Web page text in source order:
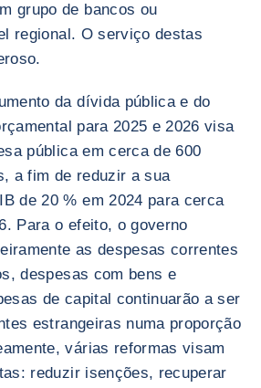
grupo de bancos ou
regional. O serviço destas
da dívida pública e do
para 2025 e 2026 visa
pública em cerca de 600
a fim de reduzir a sua
de 20 % em 2024 para cerca
Para o efeito, o governo
as despesas correntes
despesas com bens e
de capital continuarão a ser
estrangeiras numa proporção
várias reformas visam
reduzir isenções, recuperar